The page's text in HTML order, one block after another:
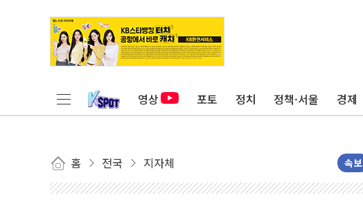
영상 포토 정치 정책·서울 경제
홈 전국 지자체 속보